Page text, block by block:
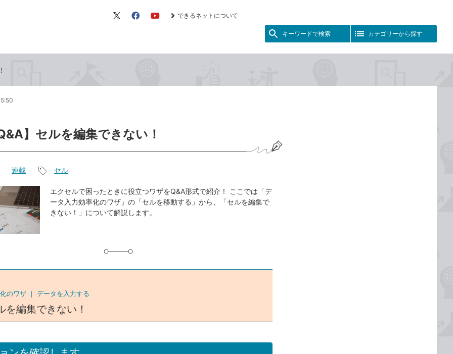
X（旧 FacebookYouTube
できるネットについて
キーワードで検索 カテゴリーから探す
】セルを編集できない！
連載
事
タ
グ
セル
エクセルで困ったときに役立つワザをQ&A形式で紹介！ ここでは「デ
ータ入力効率化のワザ」の「セルを移動する」から、「セルを編集で
きない！」について解説します。
のワザ ｜ データを入力する
を編集できない！